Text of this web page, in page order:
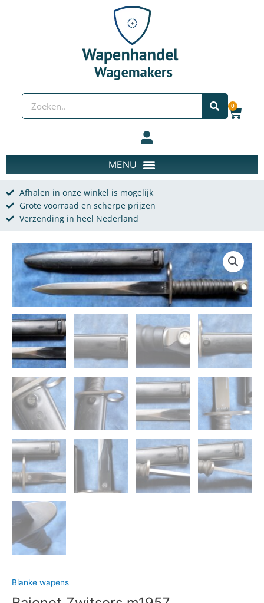
0
Afhalen in onze winkel is mogelijk
Grote voorraad en scherpe prijzen
Verzending in heel Nederland
Blanke wapens
Bajonet Zwitsers m1957 aantal